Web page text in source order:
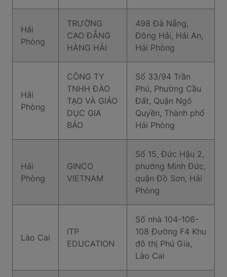
Hải
Phòng
TRƯỜNG
CAO ĐẲNG
HÀNG HẢI
498 Đà Nẵng,
Đông Hải, Hải An,
Hải Phòng
Hải
Phòng
CÔNG TY
TNHH ĐÀO
TẠO VÀ GIÁO
DỤC GIA
BẢO
Số 33/94 Trần
Phú, Phường Cầu
Đất, Quận Ngô
Quyền, Thành phố
Hải Phòng
Hải
Phòng
GINCO
VIETNAM
Số 15, Đức Hậu 2,
phường Minh Đức,
quận Đồ Sơn, Hải
Phòng
Lào Cai
ITP
EDUCATION
Số nhà 104-106-
108 Đường F4 Khu
đô thị Phú Gia,
Lào Cai